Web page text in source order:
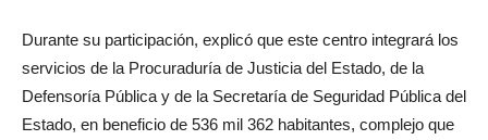
Durante su participación, explicó que este centro integrará los
servicios de la Procuraduría de Justicia del Estado, de la
Defensoría Pública y de la Secretaría de Seguridad Pública del
Estado, en beneficio de 536 mil 362 habitantes, complejo que